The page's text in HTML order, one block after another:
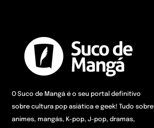
O Suco de Mangá é o seu portal definitivo
sobre cultura pop asiática e geek! Tudo sobre
animes, mangás, K-pop, J-pop, dramas,